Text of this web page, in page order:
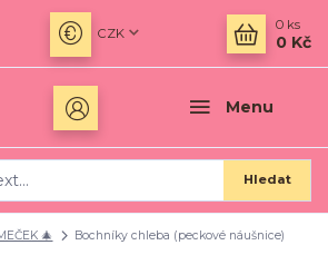
Menu
CZK
Hledat
0 ks
0 Kč
🎄 Bochníky chleba (peckové náušnice)